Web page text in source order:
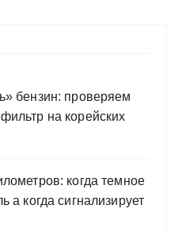
бензин: проверяем
на корейских
когда темное
а когда сигнализирует